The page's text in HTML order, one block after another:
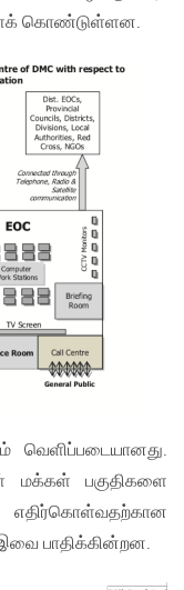
கொண்டுள்ளன.
வெளிப்படையானது.
பகுதிகளை
பாதிக்கின்றன.